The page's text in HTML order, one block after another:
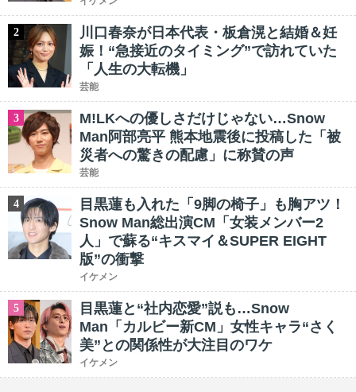
2
川口春奈が日本代表・板倉滉と結婚＆妊
娠！“急接近のタイミング”で訪れていた
「人生の大転機」
芸能
3
M!LKへの優しさだけじゃない…Snow
Man阿部亮平 熊本地震後に投稿した「被
災者への驚きの配慮」に称賛の声
芸能
4
目黒蓮も入れた「9脚の椅子」も胸アツ！
Snow Man総出演CM「女装メンバー2
人」で蘇る“キスマイ＆SUPER EIGHT
版”の衝撃
イケメン
5
目黒蓮と“社内恋愛”説も…Snow
Man「カルビー新CM」女性キャラ“さく
美”との関係性が大注目のワケ
イケメン